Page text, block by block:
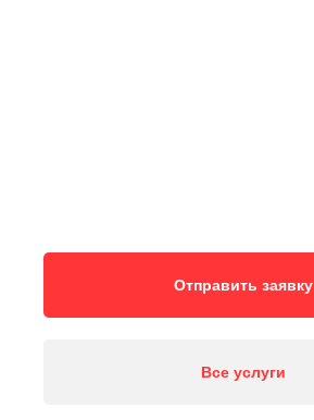
Отправить заявку
Все услуги